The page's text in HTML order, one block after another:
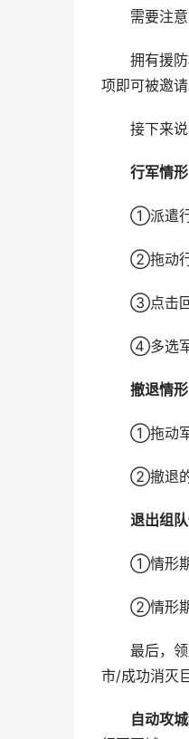
需要注意
拥有援防权
项即可被邀请
接下来说
行军情形
①派遣行军
②拖动行
③点击回
④多选军团
撤退情形
①拖动军
②撤退的军
退出组
①情形期
②情形期间
最后，领
市/成功消灭
自动攻